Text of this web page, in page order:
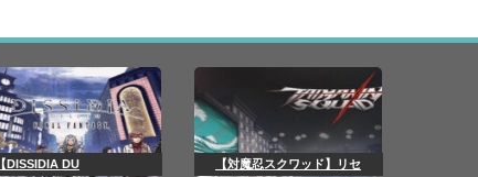
【DISSIDIA DU 【対魔忍スクワッド】リセ